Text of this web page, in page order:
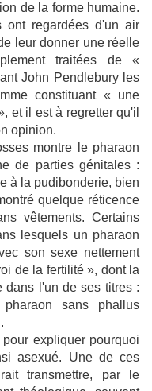
de la forme humaine.
ont regardées d'un air
leur donner une réelle
traitées de «
John Pendlebury les
constituant « une
et il est à regretter qu'il
opinion.
montre le pharaon
de parties génitales :
à la pudibonderie, bien
quelque réticence
vêtements. Certains
lesquels un pharaon
son sexe nettement
de la fertilité », dont la
dans l'un de ses titres :
sans phallus
expliquer pourquoi
asexué. Une de ces
transmettre, par le